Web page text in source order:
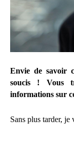
Envie de savoir
soucis ! Vous
informations sur
Sans plus tarder,